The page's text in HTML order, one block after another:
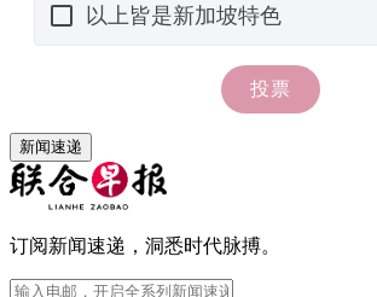
新闻速递
订阅新闻速递，洞悉时代脉搏。